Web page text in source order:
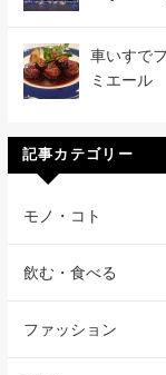
車いすで
ミエール
記事カテゴリー
モノ・コト
飲む・食べる
ファッション